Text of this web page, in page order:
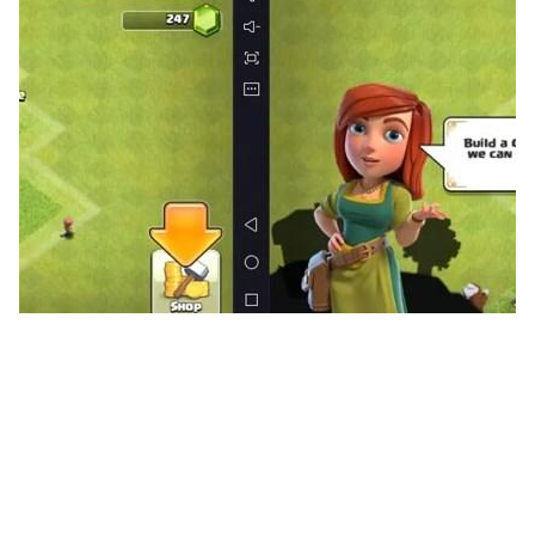
훨씬 쾌적하게 반복 가능하며, 멀티 인스턴스를 이용해 다양
한 시나리오를 동시에 실험할 수 있습니다.
지옥난이도 듀얼 플레이전략
지옥 단계는 일반 및 어려움 난이도보다 훨씬 까다로운 조건
을 요구합니다. 금고, 머니건, 행운석(일명 금머행)이 모두 7
레벨 이상일 때 도전하는 것이 이상적이며, 싱글이 아닌 듀
얼 플레이 기반이라 팀워크도 중요합니다.